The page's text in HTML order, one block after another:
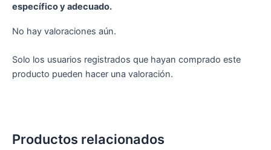
específico y adecuado.
No hay valoraciones aún.
Solo los usuarios registrados que hayan comprado este
producto pueden hacer una valoración.
Productos relacionados